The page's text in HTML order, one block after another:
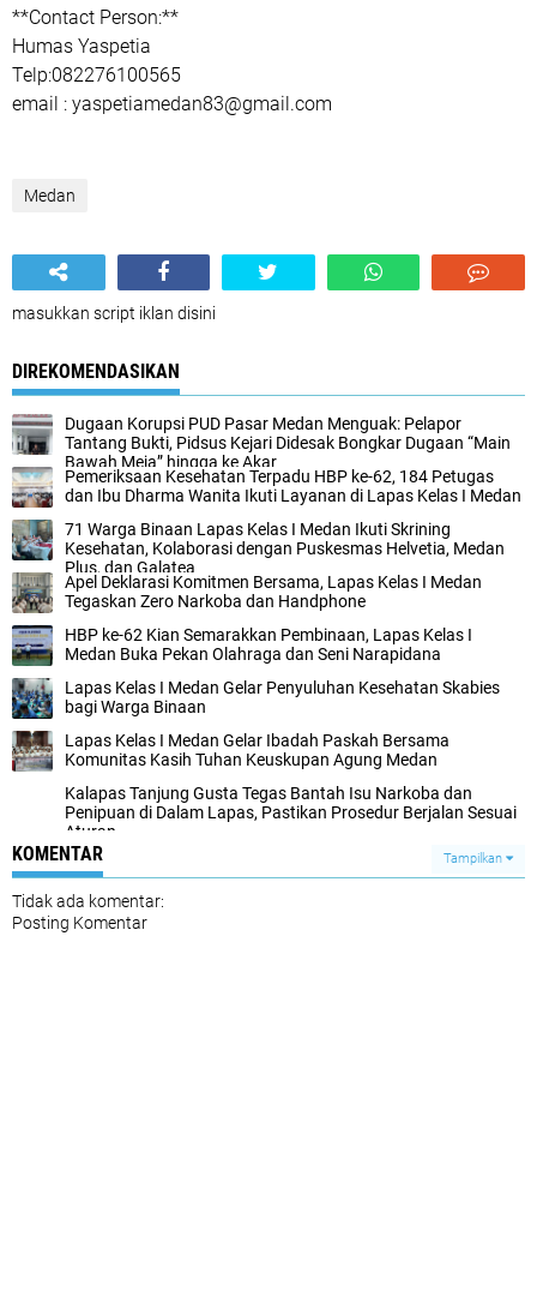
**Contact Person:**
Humas Yaspetia
Telp:082276100565
email : yaspetiamedan83@gmail.com
Medan
masukkan script iklan disini
DIREKOMENDASIKAN
Dugaan Korupsi PUD Pasar Medan Menguak: Pelapor
Tantang Bukti, Pidsus Kejari Didesak Bongkar Dugaan “Main
Bawah Meja” hingga ke Akar
Pemeriksaan Kesehatan Terpadu HBP ke-62, 184 Petugas
dan Ibu Dharma Wanita Ikuti Layanan di Lapas Kelas I Medan
71 Warga Binaan Lapas Kelas I Medan Ikuti Skrining
Kesehatan, Kolaborasi dengan Puskesmas Helvetia, Medan
Plus, dan Galatea
Apel Deklarasi Komitmen Bersama, Lapas Kelas I Medan
Tegaskan Zero Narkoba dan Handphone
HBP ke-62 Kian Semarakkan Pembinaan, Lapas Kelas I
Medan Buka Pekan Olahraga dan Seni Narapidana
Lapas Kelas I Medan Gelar Penyuluhan Kesehatan Skabies
bagi Warga Binaan
Lapas Kelas I Medan Gelar Ibadah Paskah Bersama
Komunitas Kasih Tuhan Keuskupan Agung Medan
Kalapas Tanjung Gusta Tegas Bantah Isu Narkoba dan
Penipuan di Dalam Lapas, Pastikan Prosedur Berjalan Sesuai
Aturan
KOMENTAR Tampilkan
Tidak ada komentar:
Posting Komentar